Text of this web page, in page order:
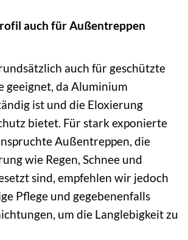
auch für Außentreppen
auch für geschützte
geeignet, da Aluminium
ist und die Eloxierung
bietet. Für stark exponierte
Außentreppen, die
wie Regen, Schnee und
sind, empfehlen wir jedoch
Pflege und gegebenenfalls
um die Langlebigkeit zu